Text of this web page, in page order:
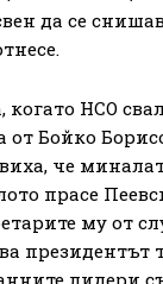
да се
когато НСО
Бойко
че
прасе
му от
президентът
лидери